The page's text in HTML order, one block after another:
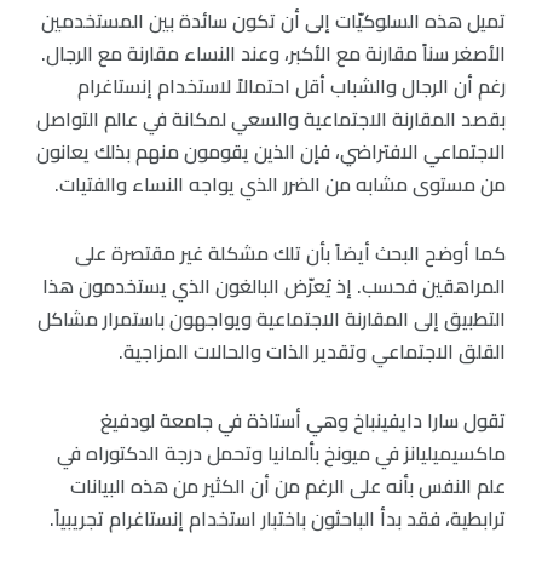
تميل هذه السلوكيّات إلى أن تكون سائدة بين المستخدمين
الأصغر سناً مقارنة مع الأكبر، وعند النساء مقارنة مع الرجال.
رغم أن الرجال والشباب أقل احتمالاً لاستخدام إنستاغرام
بقصد المقارنة الاجتماعية والسعي لمكانة في عالم التواصل
الاجتماعي الافتراضي، فإن الذين يقومون منهم بذلك يعانون
من مستوى مشابه من الضرر الذي يواجه النساء والفتيات.
كما أوضح البحث أيضاً بأن تلك مشكلة غير مقتصرة على
المراهقين فحسب. إذ يُعرّض البالغون الذي يستخدمون هذا
التطبيق إلى المقارنة الاجتماعية ويواجهون باستمرار مشاكل
القلق الاجتماعي وتقدير الذات والحالات المزاجية.
تقول سارا دايفينباخ وهي أستاذة في جامعة لودفيغ
ماكسيميليانز في ميونخ بألمانيا وتحمل درجة الدكتوراه في
علم النفس بأنه على الرغم من أن الكثير من هذه البيانات
ترابطية، فقد بدأ الباحثون باختبار استخدام إنستاغرام تجريبياً.